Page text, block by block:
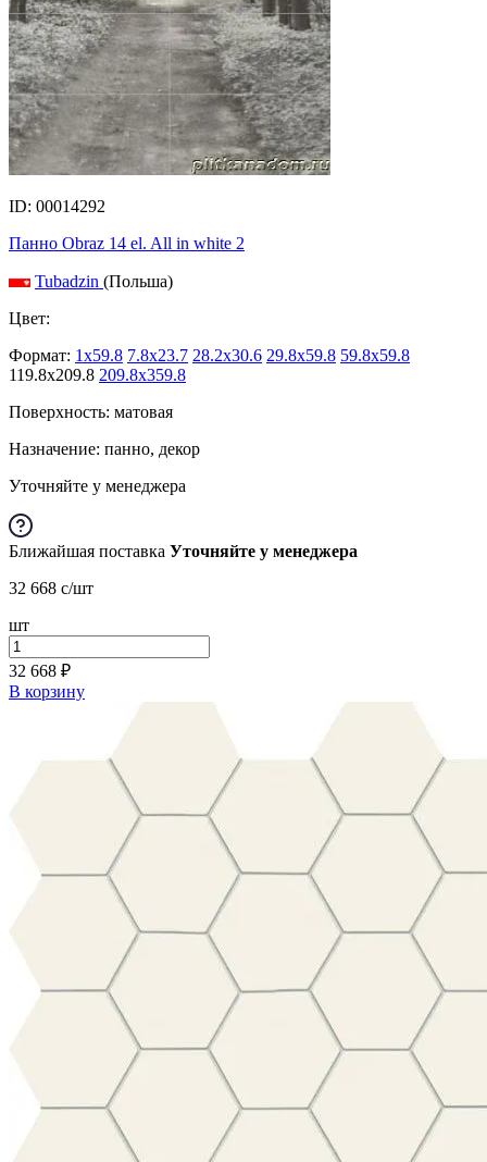
ID: 00014292
Панно Obraz 14 el. All in white 2
Tubadzin (Польша)
Цвет:
Формат: 1x59.8 7.8x23.7 28.2x30.6 29.8x59.8 59.8x59.8
119.8x209.8 209.8x359.8
Поверхность: матовая
Назначение: панно, декор
Уточняйте у менеджера
Ближайшая поставка Уточняйте у менеджера
32 668 c/шт
шт
32 668 ₽
В корзину